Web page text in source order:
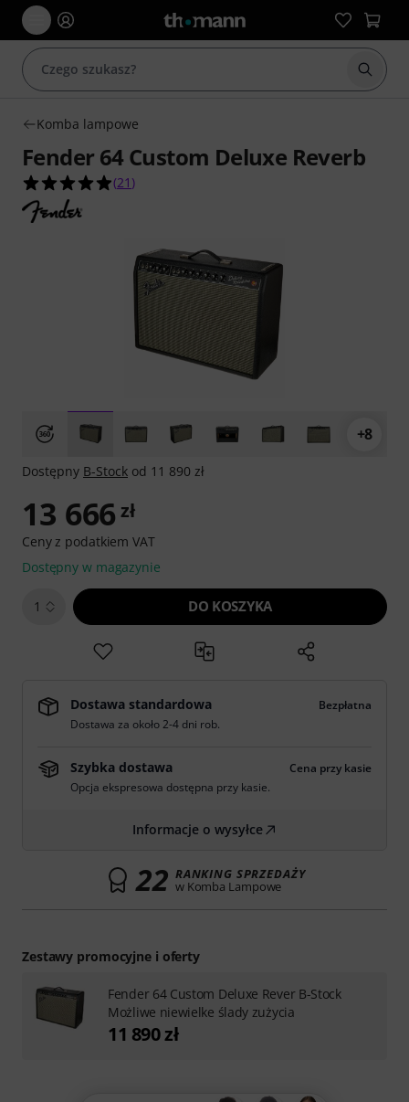
Komba lampowe
Fender 64 Custom Deluxe Reverb
4.9 na 5 gwiazdek z 21 ocen klientów
(21 )
+8
Dostępny B-Stock od 11 890 zł
13 666 zł
Ceny z podatkiem VAT
Dostępny w magazynie
1 DO KOSZYKA
Dostawa standardowa
Bezpłatna
Dostawa za około 2-4 dni rob.
Szybka dostawa
Cena przy kasie
Opcja ekspresowa dostępna przy kasie.
Informacje o wysyłce
22 RANKING SPRZEDAŻY
w Komba Lampowe
Zestawy promocyjne i oferty
Fender 64 Custom Deluxe Rever B-Stock
Możliwe niewielke ślady zużycia
11 890 zł